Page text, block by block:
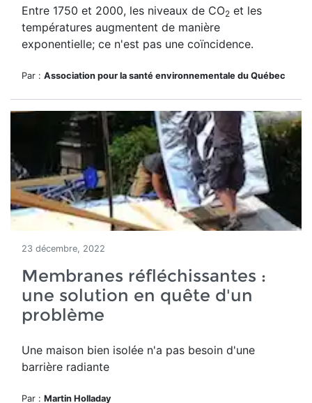
Entre 1750 et 2000, les niveaux de CO2 et les
températures augmentent de manière
exponentielle; ce n'est pas une coïncidence.
Par : Association pour la santé environnementale du Québec
23 décembre, 2022
Membranes réfléchissantes :
une solution en quête d'un
problème
Une maison bien isolée n'a pas besoin d'une
barrière radiante
Par : Martin Holladay